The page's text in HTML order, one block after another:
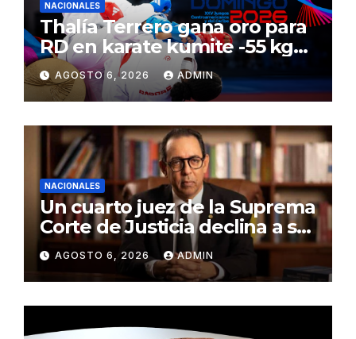
NACIONALES
Thalía Terrero gana oro para
RD en karate kumite -55 kg
en Santo Domingo 2026
AGOSTO 6, 2026 ADMIN
NACIONALES
Un cuarto juez de la Suprema
Corte de Justicia declina a ser
evaluado por el CNM
AGOSTO 6, 2026 ADMIN